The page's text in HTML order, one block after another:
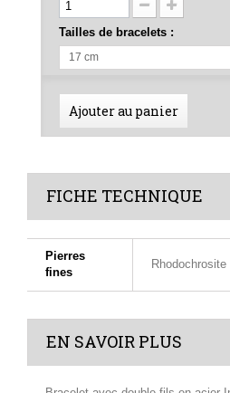
Tailles de bracelets :
17 cm
Ajouter au panier
FICHE TECHNIQUE
Pierres
fines
Rhodochrosite
EN SAVOIR PLUS